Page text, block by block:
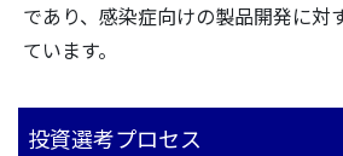
であり、感染症向けの製品開発に対
ています。
投資選考プロセス